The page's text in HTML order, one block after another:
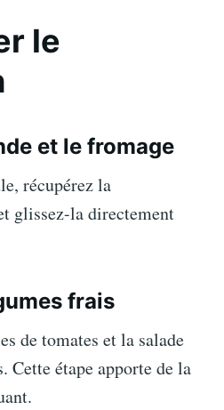
le
et le fromage
récupérez la
glissez-la directement
frais
de tomates et la salade
Cette étape apporte de la